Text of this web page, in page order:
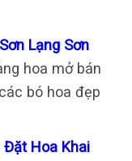
Lạng Sơn
hoa mở bán
bó hoa đẹp
Đặt Hoa Khai